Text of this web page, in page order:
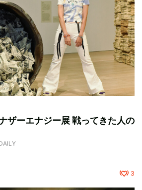
ザーエナジー展 戦ってきた人の
3